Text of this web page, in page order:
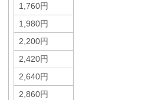
1,760円
1,980円
2,200円
2,420円
2,640円
2,860円